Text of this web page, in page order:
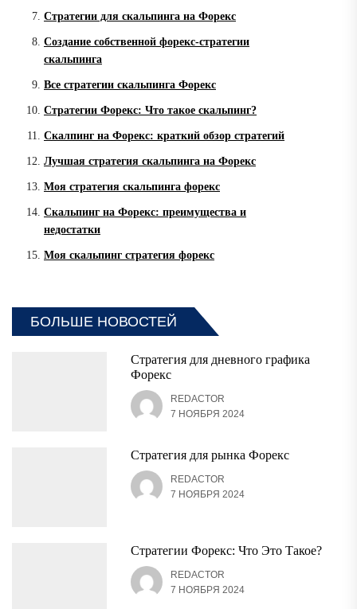
Стратегии для скальпинга на Форекс
Создание собственной форекс-стратегии
скальпинга
Все стратегии скальпинга Форекс
Стратегии Форекс: Что такое скальпинг?
Скалпинг на Форекс: краткий обзор стратегий
Лучшая стратегия скальпинга на Форекс
Моя стратегия скальпинга форекс
Скальпинг на Форекс: преимущества и
недостатки
Моя скальпинг стратегия форекс
БОЛЬШЕ НОВОСТЕЙ
Стратегия для дневного графика
Форекс
REDACTOR
7 НОЯБРЯ 2024
Стратегия для рынка Форекс
REDACTOR
7 НОЯБРЯ 2024
Стратегии Форекс: Что Это Такое?
REDACTOR
7 НОЯБРЯ 2024